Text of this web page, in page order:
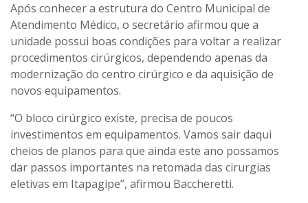
Após conhecer a estrutura do Centro Municipal de
Atendimento Médico, o secretário afirmou que a
unidade possui boas condições para voltar a realizar
procedimentos cirúrgicos, dependendo apenas da
modernização do centro cirúrgico e da aquisição de
novos equipamentos.
“O bloco cirúrgico existe, precisa de poucos
investimentos em equipamentos. Vamos sair daqui
cheios de planos para que ainda este ano possamos
dar passos importantes na retomada das cirurgias
eletivas em Itapagipe”, afirmou Baccheretti.